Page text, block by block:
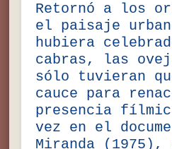
Retornó a los
el paisaje
hubiera
cabras, las
sólo tuvieran
cauce para
presencia
vez en el
Miranda (1975),